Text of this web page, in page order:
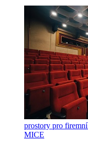
prostory pro
MICE